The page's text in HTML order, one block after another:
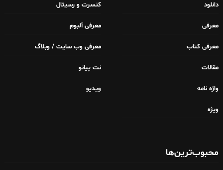
دانلود کنسرت و رسیتال
معرفی معرفی آلبوم
معرفی کتاب معرفی وب سایت / وبلاگ
مقالات نت پیانو
واژه نامه ویدیو
ویژه
محبوب‌ترین‌ها